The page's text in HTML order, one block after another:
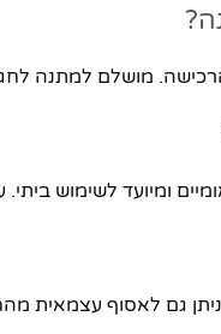
מושלם למתנה לחג,
ומיועד לשימוש